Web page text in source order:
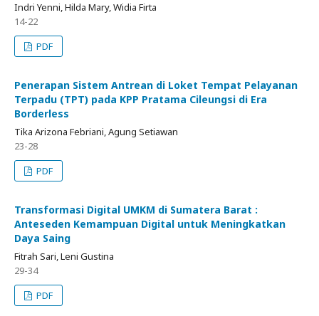
Indri Yenni, Hilda Mary, Widia Firta
14-22
PDF
Penerapan Sistem Antrean di Loket Tempat Pelayanan
Terpadu (TPT) pada KPP Pratama Cileungsi di Era
Borderless
Tika Arizona Febriani, Agung Setiawan
23-28
PDF
Transformasi Digital UMKM di Sumatera Barat :
Anteseden Kemampuan Digital untuk Meningkatkan
Daya Saing
Fitrah Sari, Leni Gustina
29-34
PDF